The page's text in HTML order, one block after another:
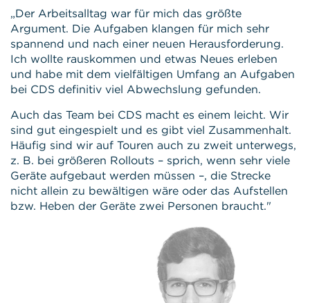
„Der Arbeitsalltag war für mich das größte
Argument. Die Aufgaben klangen für mich sehr
spannend und nach einer neuen Herausforderung.
Ich wollte rauskommen und etwas Neues erleben
und habe mit dem vielfältigen Umfang an Aufgaben
bei CDS definitiv viel Abwechslung gefunden.
Auch das Team bei CDS macht es einem leicht. Wir
sind gut eingespielt und es gibt viel Zusammenhalt.
Häufig sind wir auf Touren auch zu zweit unterwegs,
z. B. bei größeren Rollouts – sprich, wenn sehr viele
Geräte aufgebaut werden müssen –, die Strecke
nicht allein zu bewältigen wäre oder das Aufstellen
bzw. Heben der Geräte zwei Personen braucht."